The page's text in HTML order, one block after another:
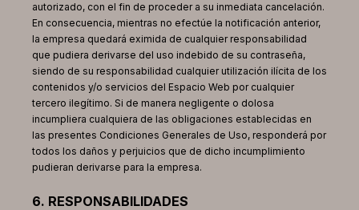
autorizado, con el fin de proceder a su inmediata cancelación.
En consecuencia, mientras no efectúe la notificación anterior,
la empresa quedará eximida de cualquier responsabilidad
que pudiera derivarse del uso indebido de su contraseña,
siendo de su responsabilidad cualquier utilización ilícita de los
contenidos y/o servicios del Espacio Web por cualquier
tercero ilegítimo. Si de manera negligente o dolosa
incumpliera cualquiera de las obligaciones establecidas en
las presentes Condiciones Generales de Uso, responderá por
todos los daños y perjuicios que de dicho incumplimiento
pudieran derivarse para la empresa.
6. RESPONSABILIDADES